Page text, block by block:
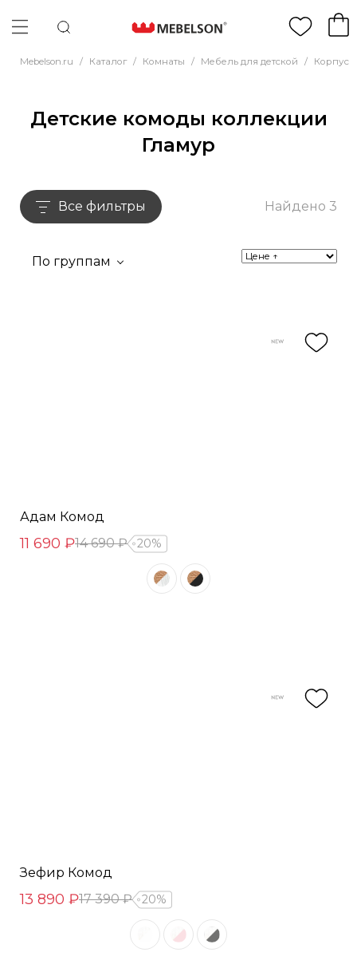
Mebelson.ru / Каталог / Комнаты / Мебель для детской /
Детские комоды коллекции
Гламур
Все фильтры Найдено 3
По группам
Адам Комод
11 690 ₽14 690 ₽ 20%
Зефир Комод
13 890 ₽17 390 ₽ 20%